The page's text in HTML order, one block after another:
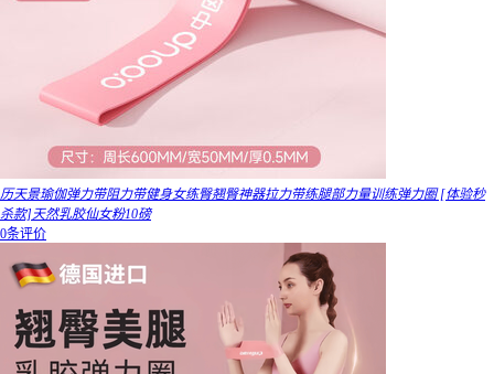
历天景瑜伽弹力带阻力带健身女练臀翘臀神器拉力带练腿部力量训练弹力圈 [体验秒
杀款]天然乳胶仙女粉10磅
0条评价